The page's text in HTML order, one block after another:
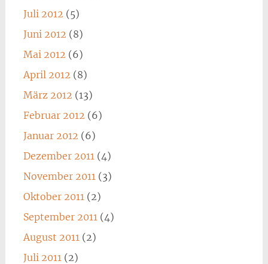
Juli 2012 (5)
Juni 2012 (8)
Mai 2012 (6)
April 2012 (8)
März 2012 (13)
Februar 2012 (6)
Januar 2012 (6)
Dezember 2011(4)
November 2011(3)
Oktober 2011(2)
September 2011(4)
August 2011(2)
Juli 2011(2)